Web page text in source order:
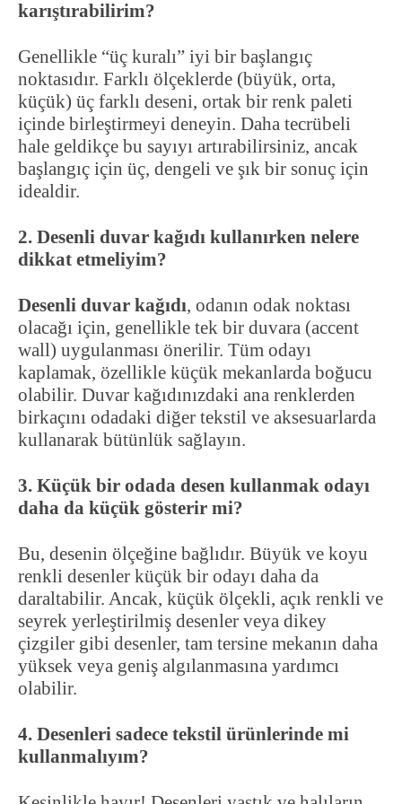
karıştırabilirim?
Genellikle “üç kuralı” iyi bir başlangıç
noktasıdır. Farklı ölçeklerde (büyük, orta,
küçük) üç farklı deseni, ortak bir renk paleti
içinde birleştirmeyi deneyin. Daha tecrübeli
hale geldikçe bu sayıyı artırabilirsiniz, ancak
başlangıç için üç, dengeli ve şık bir sonuç için
idealdir.
2. Desenli duvar kağıdı kullanırken nelere
dikkat etmeliyim?
Desenli duvar kağıdı, odanın odak noktası
olacağı için, genellikle tek bir duvara (accent
wall) uygulanması önerilir. Tüm odayı
kaplamak, özellikle küçük mekanlarda boğucu
olabilir. Duvar kağıdınızdaki ana renklerden
birkaçını odadaki diğer tekstil ve aksesuarlarda
kullanarak bütünlük sağlayın.
3. Küçük bir odada desen kullanmak odayı
daha da küçük gösterir mi?
Bu, desenin ölçeğine bağlıdır. Büyük ve koyu
renkli desenler küçük bir odayı daha da
daraltabilir. Ancak, küçük ölçekli, açık renkli ve
seyrek yerleştirilmiş desenler veya dikey
çizgiler gibi desenler, tam tersine mekanın daha
yüksek veya geniş algılanmasına yardımcı
olabilir.
4. Desenleri sadece tekstil ürünlerinde mi
kullanmalıyım?